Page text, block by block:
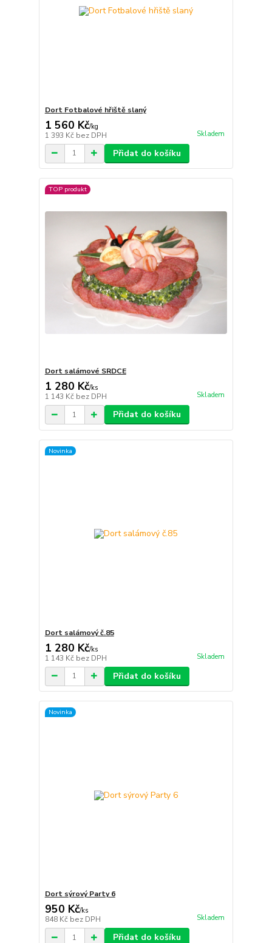
Dort Fotbalové hřiště slaný
1 560 Kč/kg
1 393 Kč bez DPH Skladem
Přidat do košíku
TOP produkt
Dort salámové SRDCE
1 280 Kč/ks
1 143 Kč bez DPH Skladem
Přidat do košíku
Novinka
Dort salámový č.85
1 280 Kč/ks
1 143 Kč bez DPH Skladem
Přidat do košíku
Novinka
Dort sýrový Party 6
950 Kč/ks
848 Kč bez DPH Skladem
Přidat do košíku